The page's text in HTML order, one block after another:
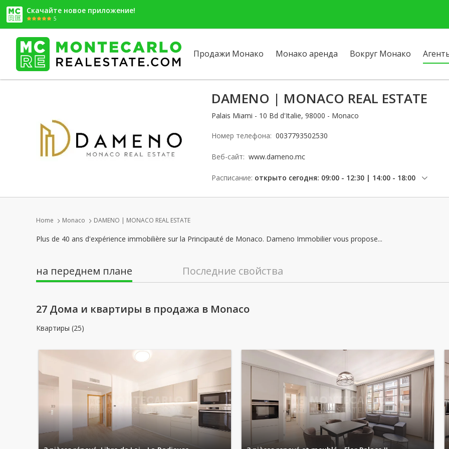
Скачайте новое приложение!
5
Продажи Монако Монако аренда Вокруг Монако
DAMENO | MONACO REAL ESTATE
Palais Miami - 10 Bd d'Italie, 98000 - Monaco
Номер телефона: 0037793502530
Веб-сайт: www.dameno.mc
Расписание: открыто сегодня: 09:00 - 12:30 | 14:00 - 18:00
воскресенье: Заблокированы
вторник: 09:00 - 12:30 | 14:00 - 18:00
среда: 09:00 - 12:30 | 14:00 - 18:00
Home Monaco DAMENO | MONACO REAL ESTATE
Plus de 40 ans d'expérience immobilière sur la Principauté de Monaco. Dameno Immobilier vous propose...
на переднем плане Последние свойства
27 Дома и квартиры в продажа в Monaco
Квартиры (25)